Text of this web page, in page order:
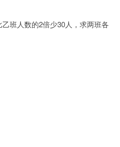
班人数的2倍少30人，求两班各